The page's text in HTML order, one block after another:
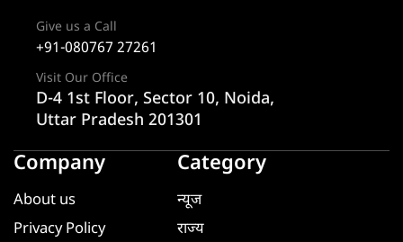
Give us a Call
+91-080767 27261
Visit Our Office
D-4 1st Floor, Sector 10, Noida,
Uttar Pradesh 201301
Company
About us
Privacy Policy
Category
न्यूज
राज्य